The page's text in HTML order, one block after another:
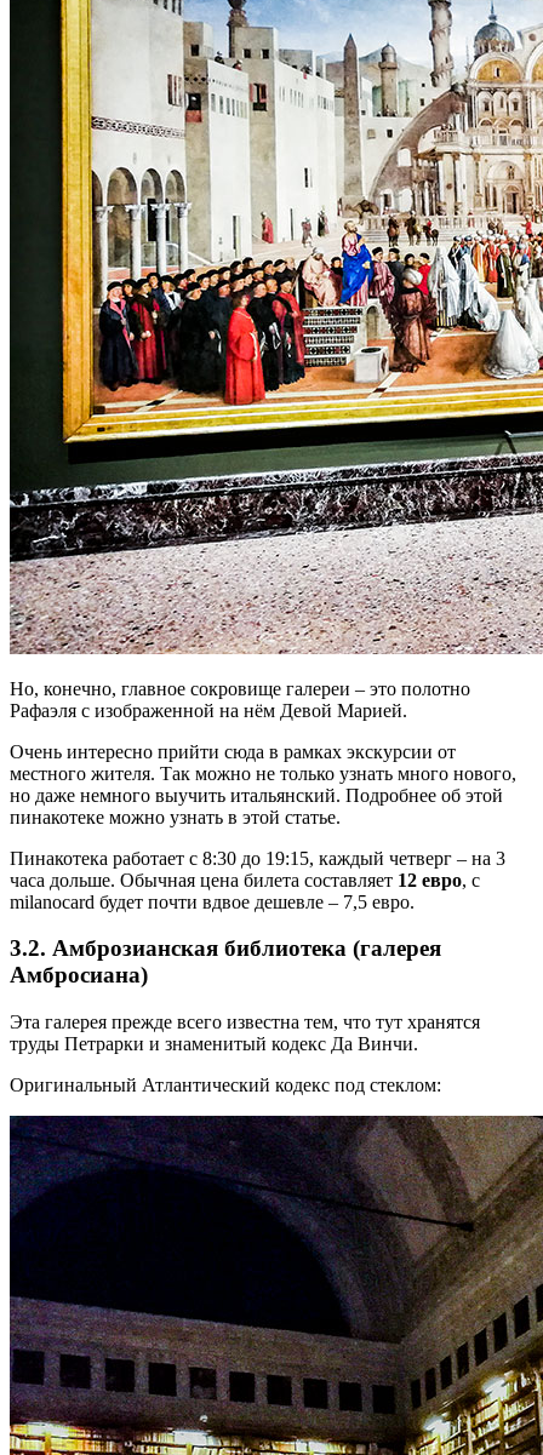
Но, конечно, главное сокровище галереи – это полотно
Рафаэля с изображенной на нём Девой Марией.
Очень интересно прийти сюда в рамках экскурсии от
местного жителя. Так можно не только узнать много нового,
но даже немного выучить итальянский. Подробнее об этой
пинакотеке можно узнать в этой статье.
Пинакотека работает с 8:30 до 19:15, каждый четверг – на 3
часа дольше. Обычная цена билета составляет 12 евро, с
milanocard будет почти вдвое дешевле – 7,5 евро.
3.2. Амброзианская библиотека (галерея
Амбросиана)
Эта галерея прежде всего известна тем, что тут хранятся
труды Петрарки и знаменитый кодекс Да Винчи.
Оригинальный Атлантический кодекс под стеклом: